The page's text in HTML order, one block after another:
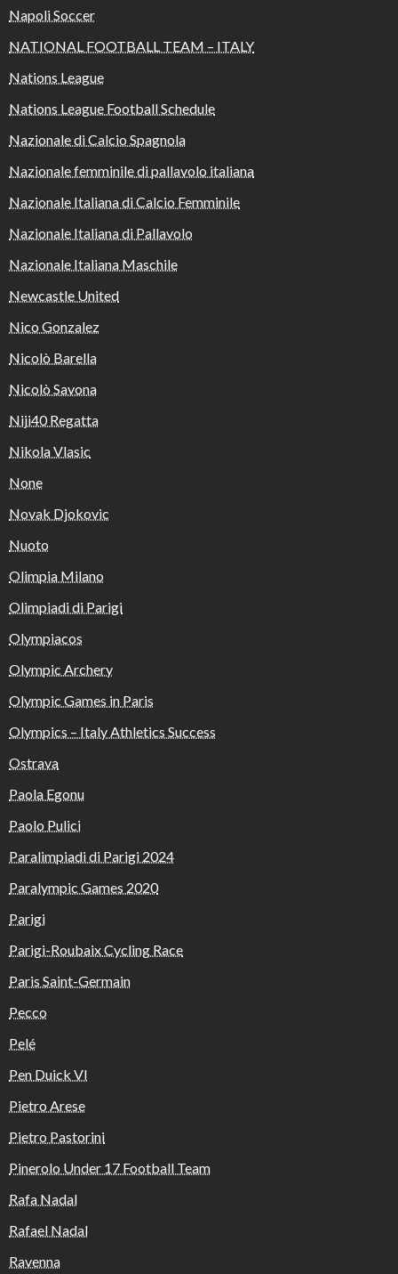
Napoli Soccer
NATIONAL FOOTBALL TEAM – ITALY
Nations League
Nations League Football Schedule
Nazionale di Calcio Spagnola
Nazionale femminile di pallavolo italiana
Nazionale Italiana di Calcio Femminile
Nazionale Italiana di Pallavolo
Nazionale Italiana Maschile
Newcastle United
Nico Gonzalez
Nicolò Barella
Nicolò Savona
Niji40 Regatta
Nikola Vlasic
None
Novak Djokovic
Nuoto
Olimpia Milano
Olimpiadi di Parigi
Olympiacos
Olympic Archery
Olympic Games in Paris
Olympics – Italy Athletics Success
Ostrava
Paola Egonu
Paolo Pulici
Paralimpiadi di Parigi 2024
Paralympic Games 2020
Parigi
Parigi-Roubaix Cycling Race
Paris Saint-Germain
Pecco
Pelé
Pen Duick VI
Pietro Arese
Pietro Pastorini
Pinerolo Under 17 Football Team
Rafa Nadal
Rafael Nadal
Ravenna